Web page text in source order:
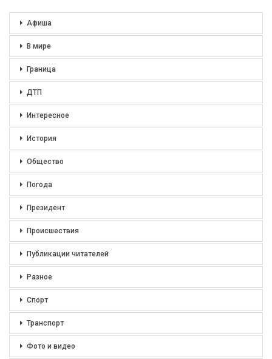
Афиша
В мире
Граница
ДТП
Интересное
История
Общество
Погода
Президент
Происшествия
Публикации читателей
Разное
Спорт
Транспорт
Фото и видео